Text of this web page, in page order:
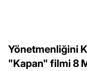
Yönetmenliğini
"Kapan" filmi 8